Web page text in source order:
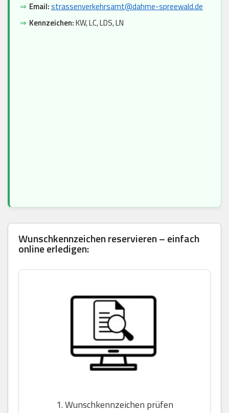
⇒ Email:strassenverkehrsamt@dahme-spreewald.de
⇒ Kennzeichen:KW, LC, LDS, LN
Wunschkennzeichen reservieren – einfach
online erledigen:
1. Wunschkennzeichen prüfen